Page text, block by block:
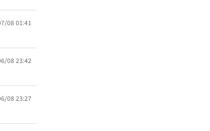
08 01:41
08 23:42
08 23:27